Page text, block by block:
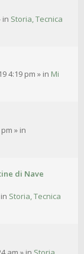
in Storia, Tecnica
4:19 pm » in Mi
» in
di Nave
Storia, Tecnica